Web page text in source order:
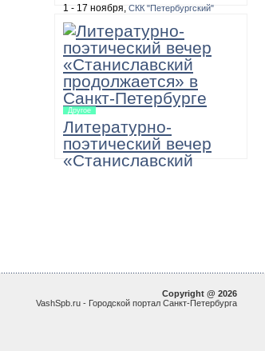
1 - 17 ноября, СКК "Петербургский"
Масштабная двухнедельная
программа, в которую входят игра-
путешествие по музеям «12345 – я
иду искать!», а также выставки, акции,
мастер-классы и игровые занятия для
детей и подростков.
Другое
Литературно-
поэтический вечер
«Станиславский
Copyright @ 2026
VashSpb.ru - Городской портал Санкт-Петербурга